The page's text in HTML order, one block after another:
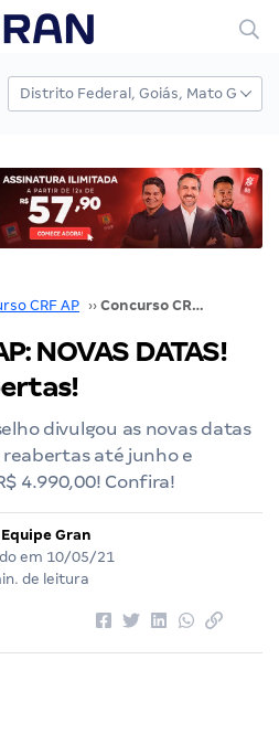
CRF AP ›› Concurso CRF AP: NOVAS DATAS! Inscrições reabertas!
NOVAS DATAS!
divulgou as novas datas
até junho e
4.990,00! Confira!
Equipe Gran
em 10/05/21
de leitura